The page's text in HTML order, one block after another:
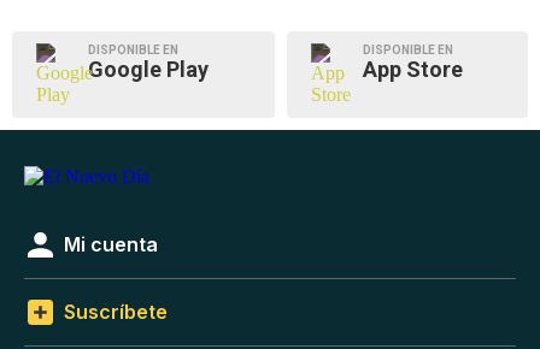
DISPONIBLE EN
Google Play
DISPONIBLE EN
App Store
Mi cuenta
Suscríbete